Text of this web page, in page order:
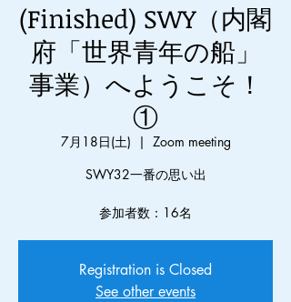
(Finished) SWY（内閣
府「世界青年の船」
事業）へようこそ！
①
7月18日(土)
  |
Zoom meeting
SWY32一番の思い出
参加者数：16名
Registration is Closed
See other events